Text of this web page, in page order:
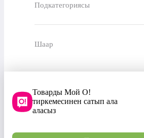
Подкатегориясы
Шаар
Товарды Мой О!
тиркемесинен сатып ала
аласыз